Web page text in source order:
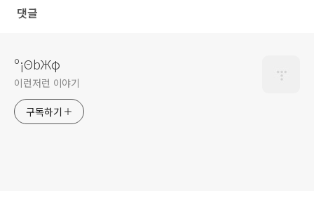
댓글
º¡ΘbЖφ
이런저런 이야기
구독하기